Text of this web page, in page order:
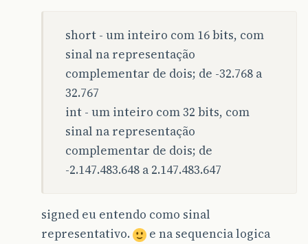
short - um inteiro com 16 bits, com
sinal na representação
complementar de dois; de -32.768 a
32.767
int - um inteiro com 32 bits, com
sinal na representação
complementar de dois; de
-2.147.483.648 a 2.147.483.647
signed eu entendo como sinal
representativo.
e na sequencia logica